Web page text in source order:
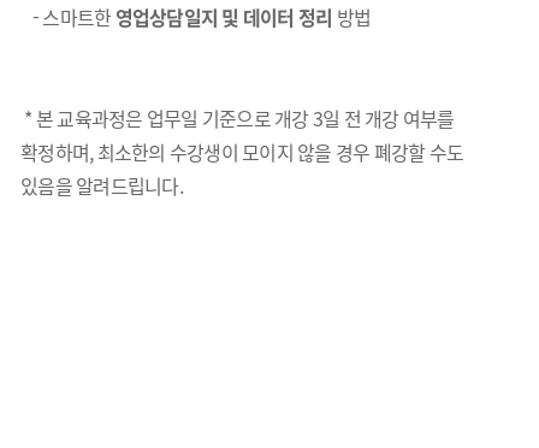
-스마트한 영업상담일지 및 데이터 정리 방법
* 본 교육과정은 업무일 기준으로 개강 3일 전 개강 여부를
확정하며, 최소한의 수강생이 모이지 않을 경우 폐강할 수도
있음을 알려드립니다.